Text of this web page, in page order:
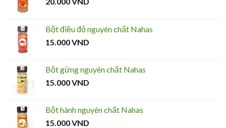
Bột điều đỏ nguyên chất Nahas
15.000VND
Bột gừng nguyên chất Nahas
15.000VND
Bột hành nguyên chất Nahas
15.000VND